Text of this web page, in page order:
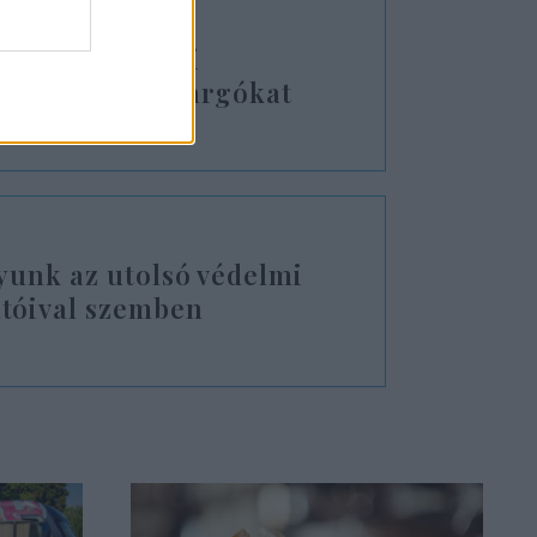
rúgják ki
ellenes zavargókat
az utolsó védelmi
szemben